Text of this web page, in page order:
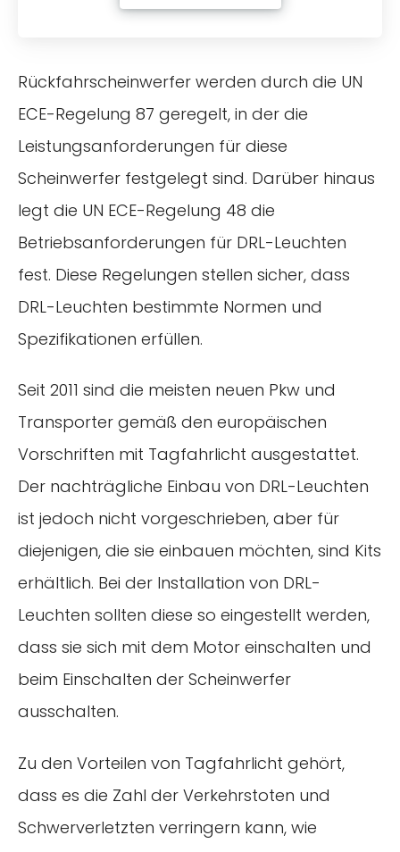
Rückfahrscheinwerfer werden durch die UN
ECE-Regelung 87 geregelt, in der die
Leistungsanforderungen für diese
Scheinwerfer festgelegt sind. Darüber hinaus
legt die UN ECE-Regelung 48 die
Betriebsanforderungen für DRL-Leuchten
fest. Diese Regelungen stellen sicher, dass
DRL-Leuchten bestimmte Normen und
Spezifikationen erfüllen.
Seit 2011 sind die meisten neuen Pkw und
Transporter gemäß den europäischen
Vorschriften mit Tagfahrlicht ausgestattet.
Der nachträgliche Einbau von DRL-Leuchten
ist jedoch nicht vorgeschrieben, aber für
diejenigen, die sie einbauen möchten, sind Kits
erhältlich. Bei der Installation von DRL-
Leuchten sollten diese so eingestellt werden,
dass sie sich mit dem Motor einschalten und
beim Einschalten der Scheinwerfer
ausschalten.
Zu den Vorteilen von Tagfahrlicht gehört,
dass es die Zahl der Verkehrstoten und
Schwerverletzten verringern kann, wie